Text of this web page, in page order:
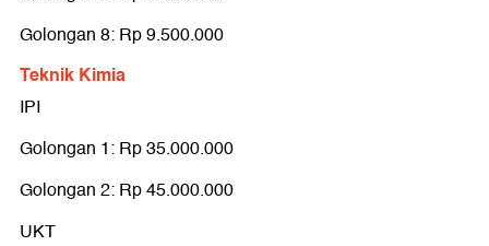
Golongan 8: Rp 9.500.000
Teknik Kimia
IPI
Golongan 1: Rp 35.000.000
Golongan 2: Rp 45.000.000
UKT